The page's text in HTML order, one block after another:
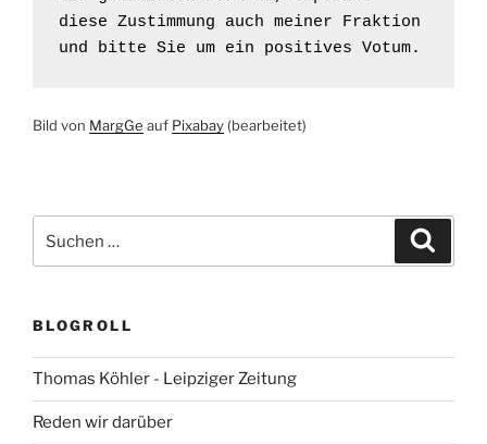
diese Zustimmung auch meiner Fraktion
und bitte Sie um ein positives Votum.
Bild von MargGe auf Pixabay (bearbeitet)
nach:
BLOGROLL
Thomas Köhler - Leipziger Zeitung
Reden wir darüber